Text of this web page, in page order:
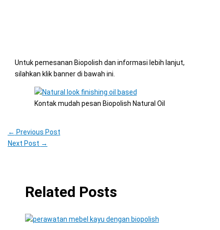
Untuk pemesanan Biopolish dan informasi lebih lanjut,
silahkan klik banner di bawah ini.
Kontak mudah pesan Biopolish Natural Oil
← Previous Post
Next Post →
Related Posts